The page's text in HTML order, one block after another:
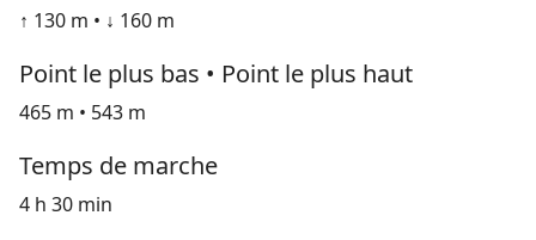
↑ 130 m • ↓ 160 m
Point le plus bas • Point le plus haut
465 m • 543 m
Temps de marche
4 h 30 min